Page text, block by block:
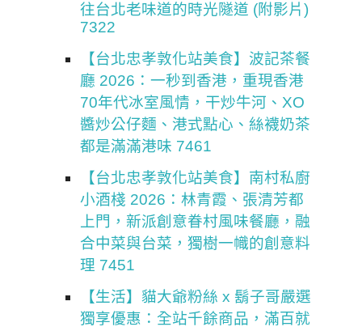
往台北老味道的時光隧道 (附影片)
7322
【台北忠孝敦化站美食】波記茶餐
廳 2026：一秒到香港，重現香港
70年代冰室風情，干炒牛河、XO
醬炒公仔麵、港式點心、絲襪奶茶
都是滿滿港味 7461
【台北忠孝敦化站美食】南村私廚
小酒棧 2026：林青霞、張清芳都
上門，新派創意眷村風味餐廳，融
合中菜與台菜，獨樹一幟的創意料
理 7451
【生活】貓大爺粉絲 x 鬍子哥嚴選
獨享優惠：全站千餘商品，滿百就